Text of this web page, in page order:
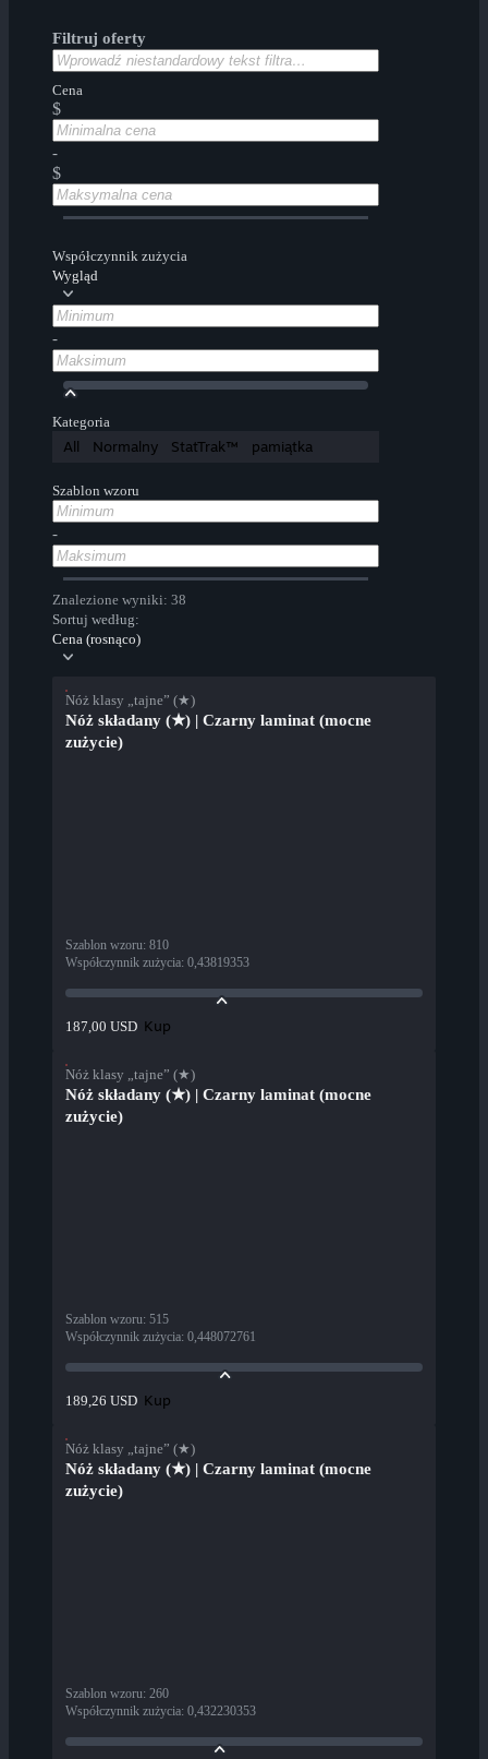
Filtruj oferty
Cena
$
-
$
Współczynnik zużycia
Wygląd
-
Kategoria
All Normalny StatTrak™ pamiątka
Szablon wzoru
-
Znalezione wyniki: 38
Sortuj według:
Cena (rosnąco)
Nóż klasy „tajne” (★)
Nóż składany (★) | Czarny laminat (mocne
zużycie)
Szablon wzoru: 810
Współczynnik zużycia: 0,43819353
187,00 USD Kup
Nóż klasy „tajne” (★)
Nóż składany (★) | Czarny laminat (mocne
zużycie)
Szablon wzoru: 515
Współczynnik zużycia: 0,448072761
189,26 USD Kup
Nóż klasy „tajne” (★)
Nóż składany (★) | Czarny laminat (mocne
zużycie)
Szablon wzoru: 260
Współczynnik zużycia: 0,432230353